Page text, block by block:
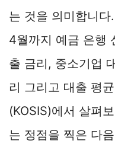
는 것을 의미합니
4월까지 예금 은행
출 금리, 중소기업
리 그리고 대출 평
(KOSIS)에서 살펴
는 정점을 찍은 다